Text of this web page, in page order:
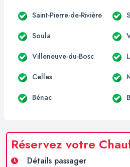
Saint-Pierre-de-Rivière
Soula
Villeneuve-du-Bosc
Celles
Bénac
Réservez votre
Détails passager